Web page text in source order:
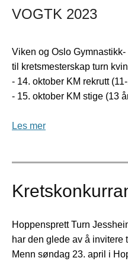
VOGTK 2023
Viken og Oslo
til kretsmesterskap turn
- 14. oktober KM rekrutt
- 15. oktober KM stige (13
Les mer
Hoppensprett Turn
har den glede av å invitere
Menn søndag 23. april i